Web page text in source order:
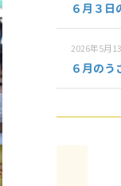
６月３日
2026年5月
６月のう